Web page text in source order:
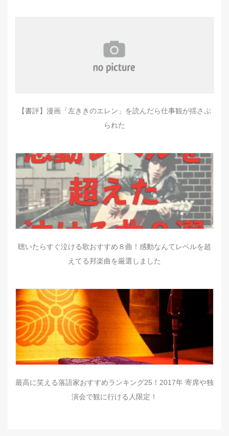
【書評】漫画「左ききのエレン」を読んだら仕事観が揺さぶ
られた
聴いたらすぐ泣ける歌おすすめ８曲！感動なんてレベルを超
えてる邦楽曲を厳選しました
最高に笑える落語家おすすめランキング25！2017年 寄席や独
演会で観に行ける人限定！